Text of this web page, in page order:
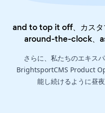
and to top it off、カスタ
around-the-clock、
さらに、私たちのエキス
BrightsportCMS Product
能し続けるように昼